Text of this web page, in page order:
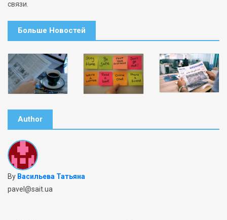
связи.
Больше Новостей
Author
By Васильева Татьяна
pavel@sait.ua